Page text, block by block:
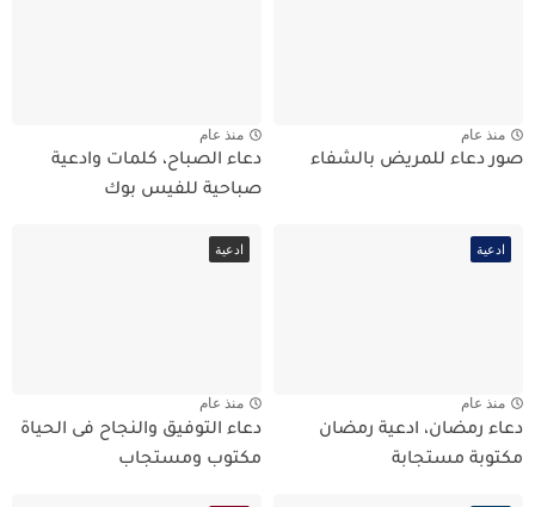
منذ عام
صور دعاء للمريض بالشفاء
منذ عام
دعاء الصباح، كلمات وادعية
صباحية للفيس بوك
ادعية
منذ عام
دعاء رمضان، ادعية رمضان
مكتوبة مستجابة
ادعية
منذ عام
دعاء التوفيق والنجاح فى الحياة
مكتوب ومستجاب